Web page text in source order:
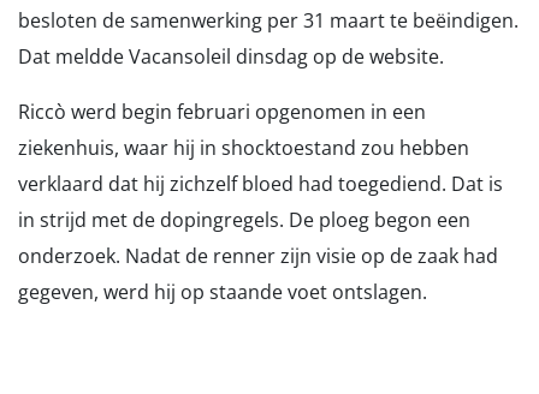
besloten de samenwerking per 31 maart te beëindigen.
Dat meldde Vacansoleil dinsdag op de website.
Riccò werd begin februari opgenomen in een
ziekenhuis, waar hij in shocktoestand zou hebben
verklaard dat hij zichzelf bloed had toegediend. Dat is
in strijd met de dopingregels. De ploeg begon een
onderzoek. Nadat de renner zijn visie op de zaak had
gegeven, werd hij op staande voet ontslagen.